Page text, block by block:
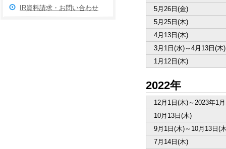
IR資料請求・お問い合わせ
5月26日(金)​
5月25日(木)​
4月13日(木)​
3月1日(水)～4月13日(木)​
1月12日(木)​
2022年
12月1日(木)～2023年1
10月13日(木)​
9月1日(木)～10月13日(
7月14日(木)